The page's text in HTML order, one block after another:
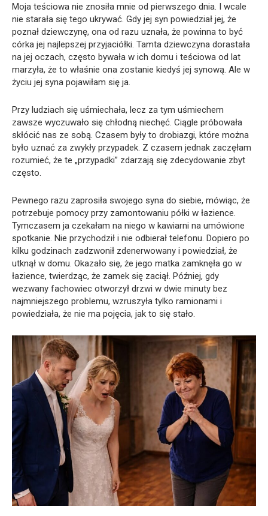
Moja teściowa nie znosiła mnie od pierwszego dnia. I wcale
nie starała się tego ukrywać. Gdy jej syn powiedział jej, że
poznał dziewczynę, ona od razu uznała, że powinna to być
córka jej najlepszej przyjaciółki. Tamta dziewczyna dorastała
na jej oczach, często bywała w ich domu i teściowa od lat
marzyła, że to właśnie ona zostanie kiedyś jej synową. Ale w
życiu jej syna pojawiłam się ja.
Przy ludziach się uśmiechała, lecz za tym uśmiechem
zawsze wyczuwało się chłodną niechęć. Ciągle próbowała
skłócić nas ze sobą. Czasem były to drobiazgi, które można
było uznać za zwykły przypadek. Z czasem jednak zaczęłam
rozumieć, że te „przypadki” zdarzają się zdecydowanie zbyt
często.
Pewnego razu zaprosiła swojego syna do siebie, mówiąc, że
potrzebuje pomocy przy zamontowaniu półki w łazience.
Tymczasem ja czekałam na niego w kawiarni na umówione
spotkanie. Nie przychodził i nie odbierał telefonu. Dopiero po
kilku godzinach zadzwonił zdenerwowany i powiedział, że
utknął w domu. Okazało się, że jego matka zamknęła go w
łazience, twierdząc, że zamek się zaciął. Później, gdy
wezwany fachowiec otworzył drzwi w dwie minuty bez
najmniejszego problemu, wzruszyła tylko ramionami i
powiedziała, że nie ma pojęcia, jak to się stało.